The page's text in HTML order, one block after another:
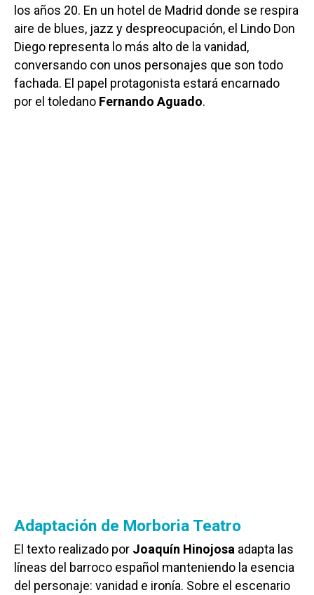
los años 20. En un hotel de Madrid donde se respira
aire de blues, jazz y despreocupación, el Lindo Don
Diego representa lo más alto de la vanidad,
conversando con unos personajes que son todo
fachada. El papel protagonista estará encarnado
por el toledano Fernando Aguado.
Adaptación de Morboria Teatro
El texto realizado por Joaquín Hinojosa adapta las
líneas del barroco español manteniendo la esencia
del personaje: vanidad e ironía. Sobre el escenario